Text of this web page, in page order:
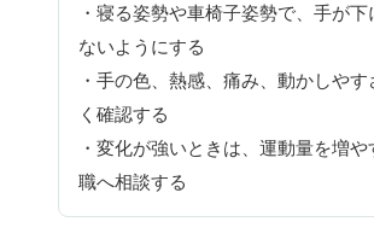
・寝る姿勢や車椅子姿勢で、手が下
ないようにする
・手の色、熱感、痛み、動かしやす
く確認する
・変化が強いときは、運動量を増や
職へ相談する